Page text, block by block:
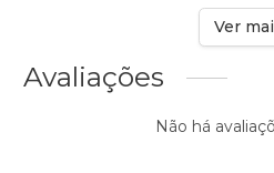
Ver
Avaliações
Não há